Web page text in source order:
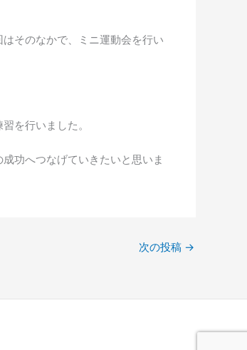
そのなかで、ミニ運動会を行い
を行いました。
功へつなげていきたいと思いま
次の投稿 →